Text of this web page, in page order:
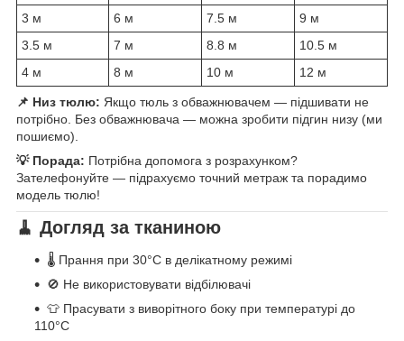
3 м
6 м 7.5 м
9 м
3.5 м
7 м 8.8 м
10.5 м
4 м
8 м 10 м 12 м
📌 Низ тюлю: Якщо тюль з обважнювачем — підшивати не
потрібно. Без обважнювача — можна зробити підгин низу (ми
пошиємо).
💡 Порада: Потрібна допомога з розрахунком?
Зателефонуйте — підрахуємо точний метраж та порадимо
модель тюлю!
🧹 Догляд за тканиною
🌡️ Прання при 30°C в делікатному режимі
🚫 Не використовувати відбілювачі
👕 Прасувати з виворітного боку при температурі до
110°C